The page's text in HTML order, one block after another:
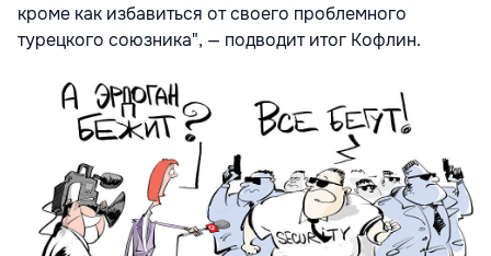
кроме как избавиться от своего проблемного
турецкого союзника", — подводит итог Кофлин.